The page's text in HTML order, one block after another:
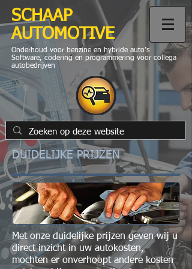
SCHAAP
AUTOMOTIVE
Onderhoud voor benzine en hybride auto’s
Software, codering en programmering voor collega
autobedrijven
DUIDELIJKE PRIJZEN
Met onze duidelijke prijzen geven wij u
direct inzicht in uw autokosten,
mochten er onverhoopt andere kosten